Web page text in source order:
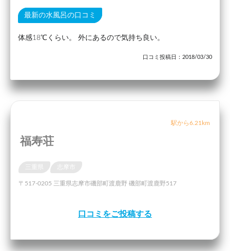
最新の水風呂の口コミ
体感18℃くらい。 外にあるので気持ち良い。
口コミ投稿日：2018/03/30
駅から6.21km
福寿荘
〒517-0205 三重県志摩市磯部町渡鹿野 磯部町渡鹿野517
口コミをご投稿する